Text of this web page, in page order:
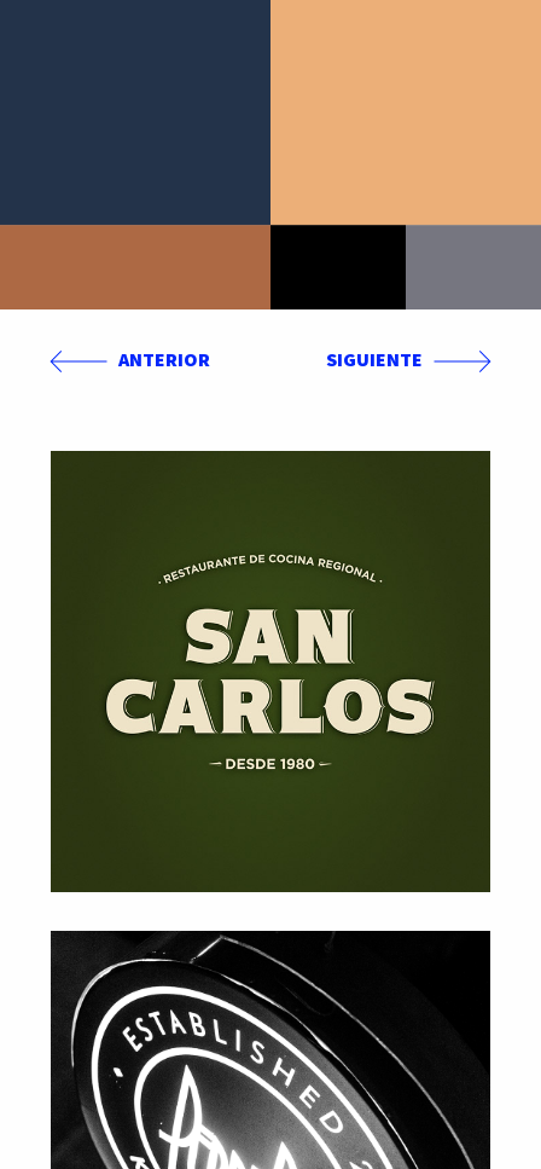
ANTERIOR SIGUIENTE